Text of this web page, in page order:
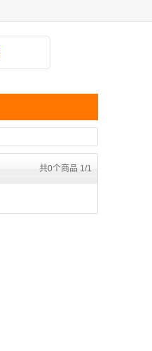
共0个商品 1/1